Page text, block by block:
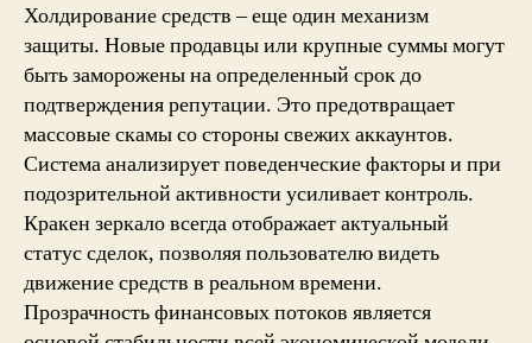
Холдирование средств – еще один механизм
защиты. Новые продавцы или крупные суммы могут
быть заморожены на определенный срок до
подтверждения репутации. Это предотвращает
массовые скамы со стороны свежих аккаунтов.
Система анализирует поведенческие факторы и при
подозрительной активности усиливает контроль.
Кракен зеркало всегда отображает актуальный
статус сделок, позволяя пользователю видеть
движение средств в реальном времени.
Прозрачность финансовых потоков является